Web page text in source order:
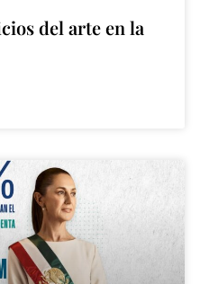
del arte en la